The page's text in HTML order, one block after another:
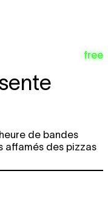
free
de bandes
affamés des pizzas